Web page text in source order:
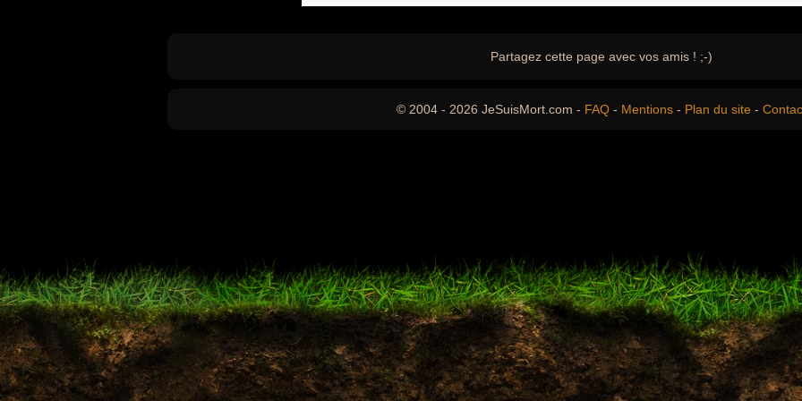
Partagez cette page avec vos amis ! ;-)
© 2004 - 2026 JeSuisMort.com - FAQ - Mentions - Plan du site -